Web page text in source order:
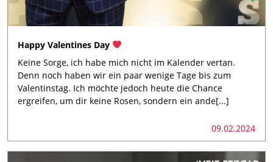
Happy Valentines Day
Keine Sorge, ich habe mich nicht im Kalender vertan.
Denn noch haben wir ein paar wenige Tage bis zum
Valentinstag. Ich möchte jedoch heute die Chance
ergreifen, um dir keine Rosen, sondern ein ande[...]
09.02.2024